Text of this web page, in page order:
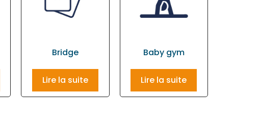
Bridge
Lire la suite
Baby gym
Lire la suite